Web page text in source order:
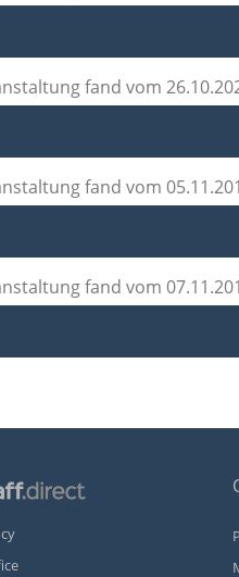
fand vom
fand vom
fand vom